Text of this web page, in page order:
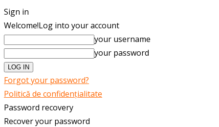
Sign in
Welcome!Log into your account
your username
your password
Forgot your password?
Politică de confidențialitate
Password recovery
Recover your password